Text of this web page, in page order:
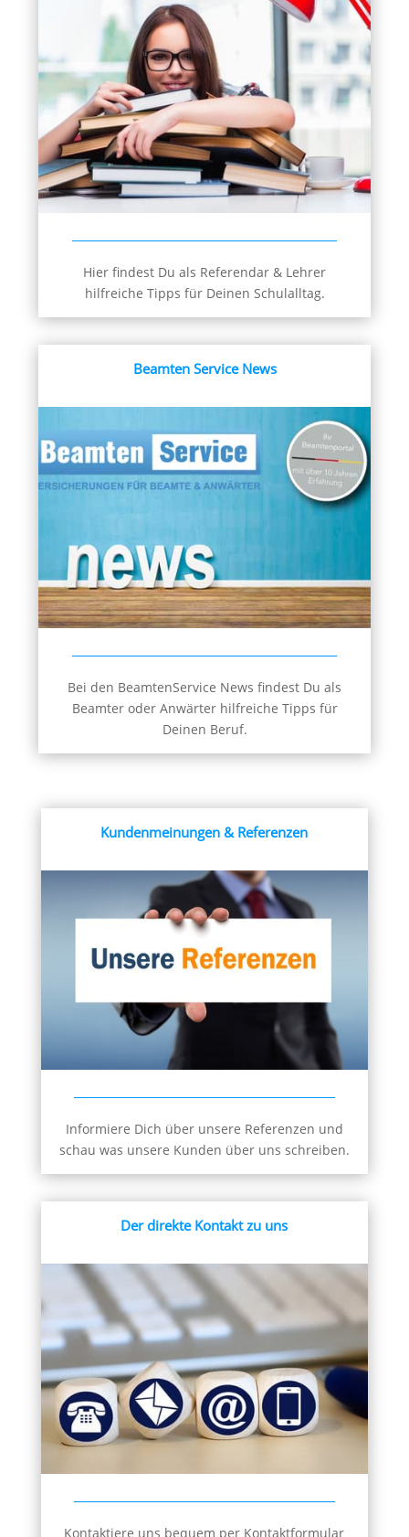
Hier findest Du als Referendar & Lehrer
hilfreiche Tipps für Deinen Schulalltag.
Beamten Service News
Bei den BeamtenService News findest Du als
Beamter oder Anwärter hilfreiche Tipps für
Deinen Beruf.
Kundenmeinungen & Referenzen
Informiere Dich über unsere Referenzen und
schau was unsere Kunden über uns schreiben.
Der direkte Kontakt zu uns
Kontaktiere uns bequem per Kontaktformular